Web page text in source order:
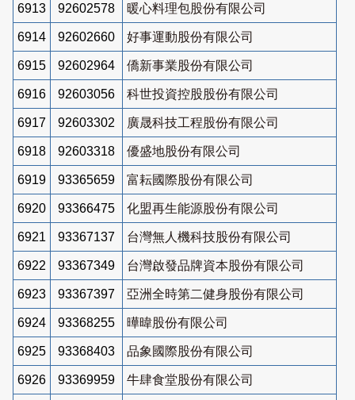
6913 92602578 暖心料理包股份有限公司
6914 92602660 好事運動股份有限公司
6915 92602964 僑新事業股份有限公司
6916 92603056 科世投資控股股份有限公司
6917 92603302 廣晟科技工程股份有限公司
6918 92603318 優盛地股份有限公司
6919 93365659 富耘國際股份有限公司
6920 93366475 化盟再生能源股份有限公司
6921 93367137 台灣無人機科技股份有限公司
6922 93367349 台灣啟發品牌資本股份有限公司
6923 93367397 亞洲全時第二健身股份有限公司
6924 93368255 曄暐股份有限公司
6925 93368403 品象國際股份有限公司
6926 93369959 牛肆食堂股份有限公司